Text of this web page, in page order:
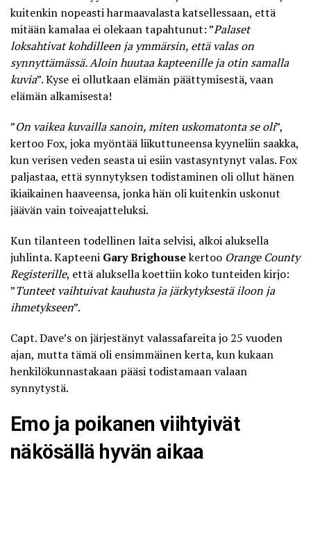
kuitenkin nopeasti harmaavalasta katsellessaan, että
mitään kamalaa ei olekaan tapahtunut: ”Palaset
loksahtivat kohdilleen ja ymmärsin, että valas on
synnyttämässä. Aloin huutaa kapteenille ja otin samalla
kuvia”. Kyse ei ollutkaan elämän päättymisestä, vaan
elämän alkamisesta!
”On vaikea kuvailla sanoin, miten uskomatonta se oli”,
kertoo Fox, joka myöntää liikuttuneensa kyyneliin saakka,
kun verisen veden seasta ui esiin vastasyntynyt valas. Fox
paljastaa, että synnytyksen todistaminen oli ollut hänen
ikiaikainen haaveensa, jonka hän oli kuitenkin uskonut
jäävän vain toiveajatteluksi.
Kun tilanteen todellinen laita selvisi, alkoi aluksella
juhlinta. Kapteeni Gary Brighousekertoo Orange County
Registerille, että aluksella koettiin koko tunteiden kirjo:
”Tunteet vaihtuivat kauhusta ja järkytyksestä iloon ja
ihmetykseen”.
Capt. Dave’s on järjestänyt valassafareita jo 25 vuoden
ajan, mutta tämä oli ensimmäinen kerta, kun kukaan
henkilökunnastakaan pääsi todistamaan valaan
synnytystä.
Emo ja poikanen viihtyivät
näkösällä hyvän aikaa